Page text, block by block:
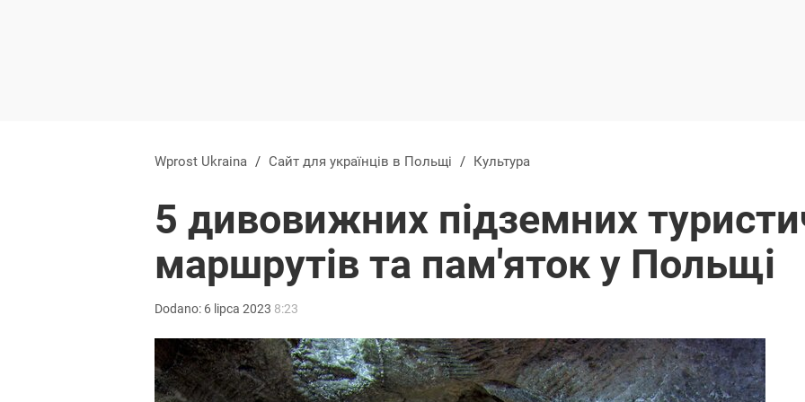
Wprost Ukraina / Сайт для українців в Польщі / Культура
5 дивовижних підземних
маршрутів та пам'яток у Польщі
Dodano: 6 lipca 2023 8:23